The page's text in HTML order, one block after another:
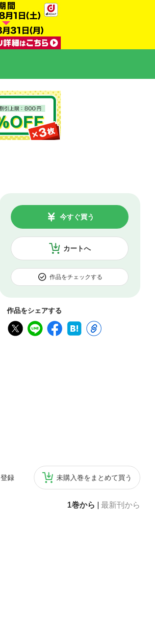
カートへ
今すぐ買う
作品をチェックする
作品をシェアする
録 未購入巻をまとめて買う
1巻から 最新刊から